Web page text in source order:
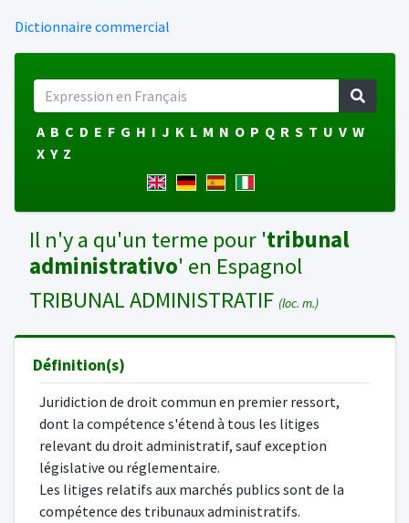
Dictionnaire commercial
A B C D E F G H I J K L M N O P Q R S T U V W
X Y Z
Il n'y a qu'un terme pour 'tribunal
administrativo' en Espagnol
TRIBUNAL ADMINISTRATIF (loc. m.)
Définition(s)
Juridiction de droit commun en premier ressort,
dont la compétence s'étend à tous les litiges
relevant du droit administratif, sauf exception
législative ou réglementaire.
Les litiges relatifs aux marchés publics sont de la
compétence des tribunaux administratifs.